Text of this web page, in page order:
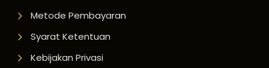
Metode Pembayaran
Syarat Ketentuan
Kebijakan Privasi